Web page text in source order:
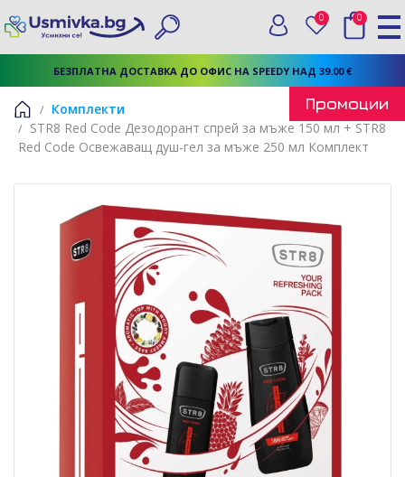
БЕЗПЛАТНА ДОСТАВКА ДО ОФИС НА SPEEDY НАД 39.00 €
Търси
Вход
0 Любими
0
Начало
Комплекти
STR8 Red Code Дезодорант спрей за мъже 150 мл + STR8
Red Code Освежаващ душ-гел за мъже 250 мл Комплект
Промоции